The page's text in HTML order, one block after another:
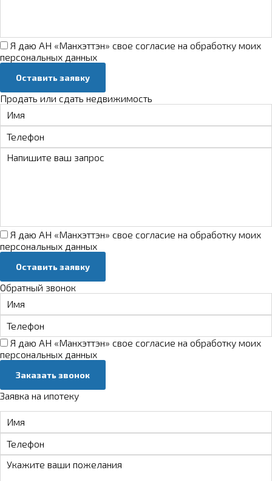
Я даю АН «Манхэттэн» свое согласие на обработку моих
персональных данных
Оставить заявку
Продать или сдать недвижимость
Я даю АН «Манхэттэн» свое согласие на обработку моих
персональных данных
Оставить заявку
Обратный звонок
Я даю АН «Манхэттэн» свое согласие на обработку моих
персональных данных
Заказать звонок
Заявка на ипотеку